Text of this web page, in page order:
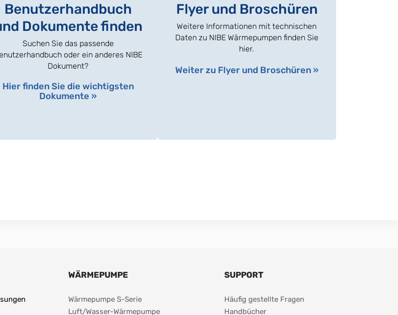
Benutzerhandbuch
Dokumente finden
Suchen Sie das passende
oder ein anderes NIBE
Dokument?
Hier finden Sie die wichtigsten
Dokumente »
Flyer und Broschüren
Weitere Informationen mit technischen
Daten zu NIBE Wärmepumpen finden Sie
hier.
Weiter zu Flyer und Broschüren »
WÄRMEPUMPE
Wärmepumpe S-Serie
Luft/Wasser-Wärmepumpe
SUPPORT
Häufig gestellte Fragen
Handbücher